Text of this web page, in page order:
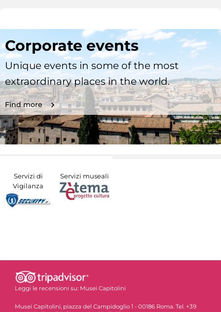
Corporate events
Unique events in some of the most
extraordinary places in the world.
Find more
Servizi di
Vigilanza
Servizi museali
Leggi le recensioni su: Musei Capitolini
Musei Capitolini, piazza del Campidoglio 1 - 00186 Roma. Tel. +39